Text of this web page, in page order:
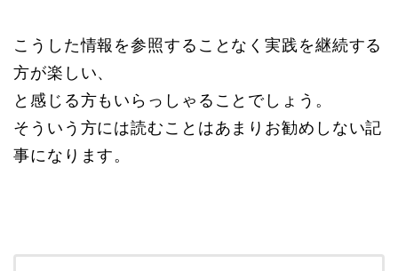
こうした情報を参照することなく実践を継続する
方が楽しい、
と感じる方もいらっしゃることでしょう。
そういう方には読むことはあまりお勧めしない記
事になります。